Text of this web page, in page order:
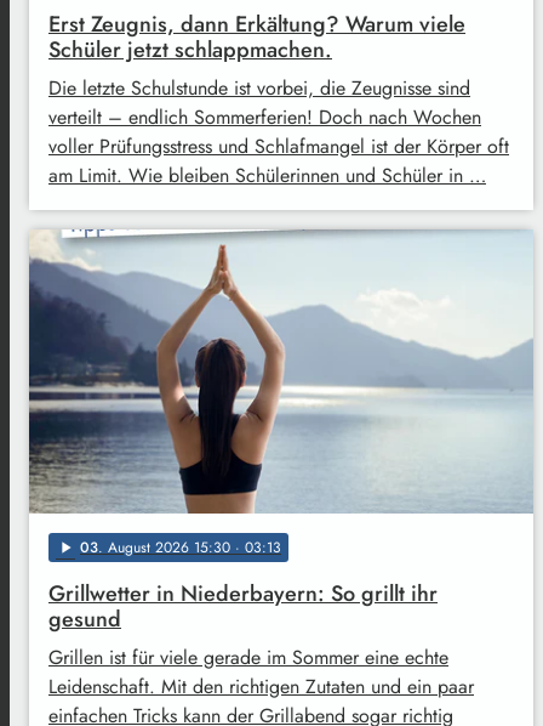
Erst Zeugnis, dann Erkältung? Warum viele
Schüler jetzt schlappmachen.
Die letzte Schulstunde ist vorbei, die Zeugnisse sind
verteilt – endlich Sommerferien! Doch nach Wochen
voller Prüfungsstress und Schlafmangel ist der Körper oft
am Limit. Wie bleiben Schülerinnen und Schüler in …
play_arrow 03. August 2026 15:30 · 03:13
Grillwetter in Niederbayern: So grillt ihr
gesund
Grillen ist für viele gerade im Sommer eine echte
Leidenschaft. Mit den richtigen Zutaten und ein paar
einfachen Tricks kann der Grillabend sogar richtig